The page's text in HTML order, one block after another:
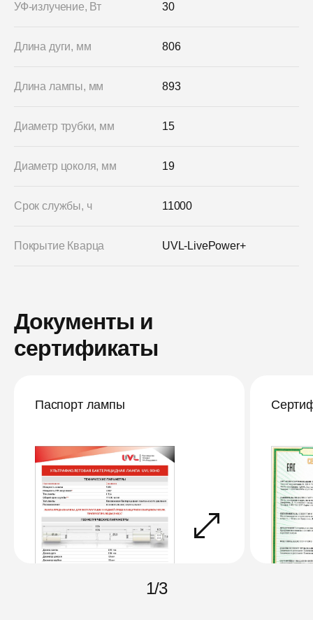
УФ-излучение, Вт 30
Длина дуги, мм 806
Длина лампы, мм 893
Диаметр трубки, мм 15
Диаметр цоколя, мм 19
Срок службы, ч 11000
Покрытие Кварца UVL-LivePower+
Документы и
сертификаты
Паспорт лампы
1/3